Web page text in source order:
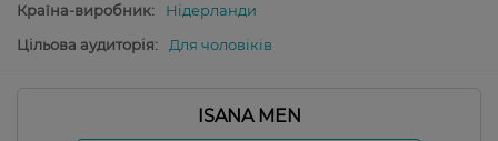
Країна-виробник:
Нідерланди
Цільова аудиторія:
Для чоловіків
ISANA MEN